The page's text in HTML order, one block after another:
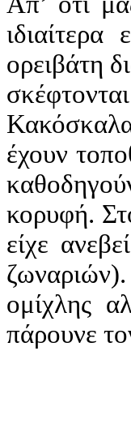
ορειβάτη
έχουν
κορυφή.
είχε
ομίχλης
πάρουνε